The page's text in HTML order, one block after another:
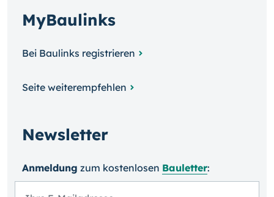
MyBaulinks
Bei Baulinks registrieren
Seite weiterempfehlen
Newsletter
Anmeldung zum kosten­losen Bauletter: